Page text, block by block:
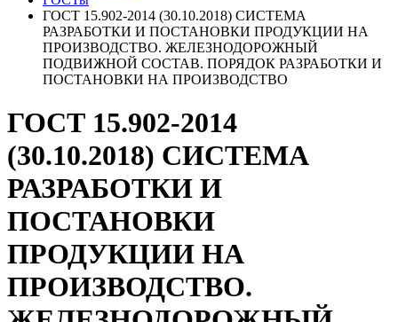
ГОСТ 15.902-2014 (30.10.2018) СИСТЕМА
РАЗРАБОТКИ И ПОСТАНОВКИ ПРОДУКЦИИ НА
ПРОИЗВОДСТВО. ЖЕЛЕЗНОДОРОЖНЫЙ
ПОДВИЖНОЙ СОСТАВ. ПОРЯДОК РАЗРАБОТКИ И
ПОСТАНОВКИ НА ПРОИЗВОДСТВО
ГОСТ 15.902-2014
(30.10.2018) СИСТЕМА
РАЗРАБОТКИ И
ПОСТАНОВКИ
ПРОДУКЦИИ НА
ПРОИЗВОДСТВО.